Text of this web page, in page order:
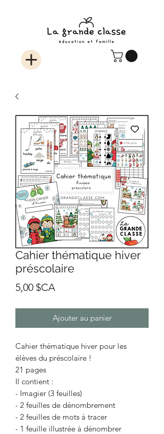
Cahier thématique hiver
préscolaire
5,00 $CA
Ajouter au panier
Cahier thématique hiver pour les
élèves du préscolaire !
21 pages
Il contient :
- Imagier (3 feuilles)
- 2 feuilles de dénombrement
- 2 feuilles de mots à tracer
- 1 feuille illustrée à dénombrer